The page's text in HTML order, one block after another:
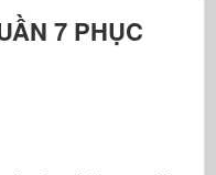
7 PHỤC